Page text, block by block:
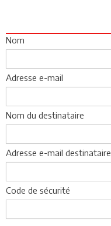
Nom
Adresse e-mail
Nom du destinataire
Adresse e-mail destinataire
Code de sécurité